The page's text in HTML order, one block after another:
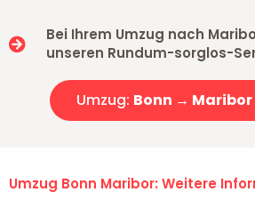
Bei Ihrem Umzug nach
unseren Rundum-sorglos-
Umzug: Bonn → Maribor
Umzug Bonn Maribor: Weitere